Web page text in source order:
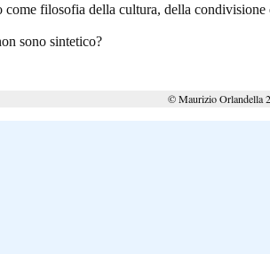
filosofia della cultura, della condivisione
sono sintetico?
© Maurizio Orlandella